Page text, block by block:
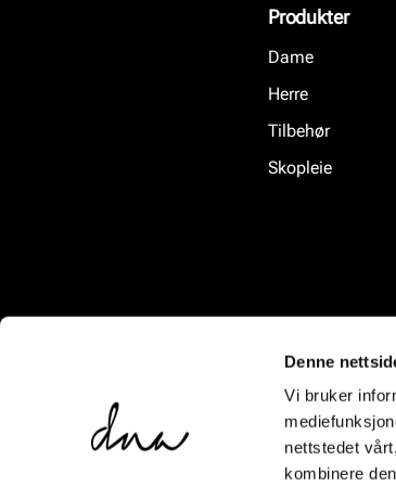
Denne
Vi bruker
nettstedet
kombinere
Produkter
Dame
Herre
Tilbehør
Skopleie